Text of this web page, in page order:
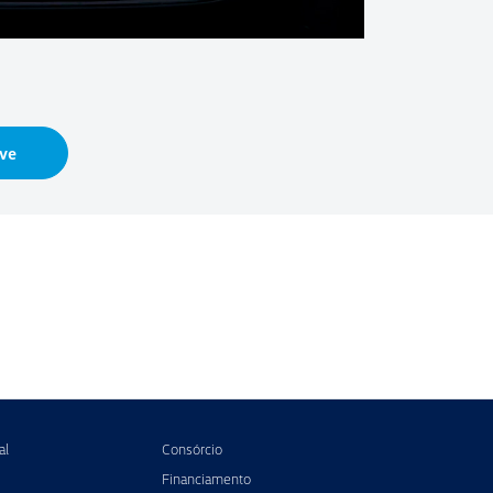
Consórcio
Financiamento